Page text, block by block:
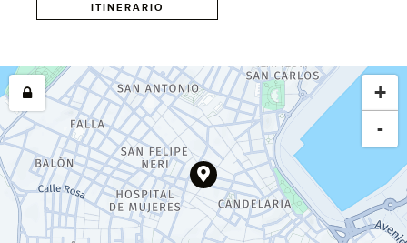
ITINERARIO
+
-